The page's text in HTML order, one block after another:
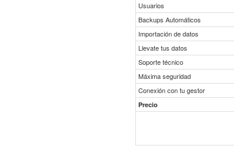
Usuarios
Backups Automáticos
Importación de datos
Llevate tus datos
Soporte técnico
Máxima seguridad
Conexión con tu gestor
Precio